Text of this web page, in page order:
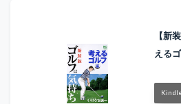
【新
える